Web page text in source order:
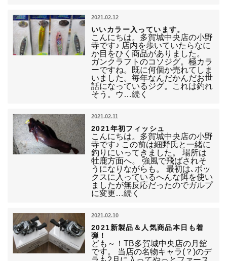
2021.02.12
いいカラー入っています。
こんにちは。多賀城中央店の小野
寺です♪ 店内を歩いていたらなに
か目をひく商品がありました。
ガンクラフトのコソジグ。極カラ
ーですね。既に何個か売れてしま
いました。毎年なんだかんだお世
話になっているジグ。これは釣れ
そう。ウ…続く
2021.02.11
2021年初フィッシュ
こんにちは。多賀城中央店の小野
寺です♪ この前は細野氏と一緒に
釣りにいってきました。 場所は
牡鹿方面へ。 強風で飛ばされそ
うになりながらも。 最初は､ボッ
クスに入っているへんな餌を使い
ましたが無反応だったのでガルプ
に変更…続く
2021.02.10
2021新製品＆人気商品本日も着
弾！
ども～！TB多賀城中央店の月舘
です。 当店の名物キャラ(？)のデ